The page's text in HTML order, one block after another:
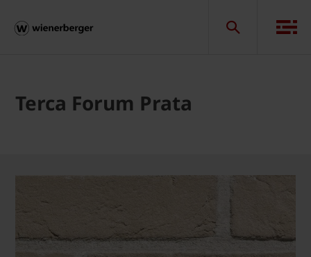
Terca Forum Prata